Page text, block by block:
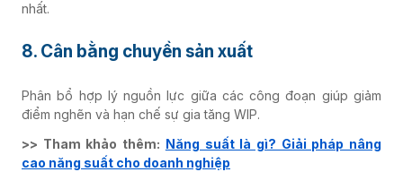
nhất.
8. Cân bằng chuyền sản xuất
Phân bổ hợp lý nguồn lực giữa các công đoạn giúp giảm
điểm nghẽn và hạn chế sự gia tăng WIP.
>> Tham khảo thêm: Năng suất là gì? Giải pháp nâng
cao năng suất cho doanh nghiệp